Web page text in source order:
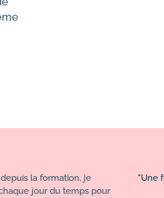
la formation, je
jour du temps pour
"Une